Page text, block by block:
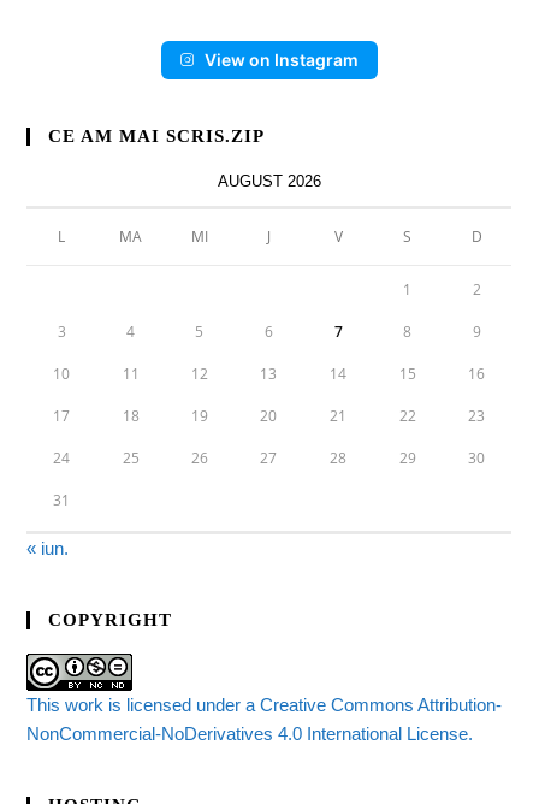
View on Instagram
CE AM MAI SCRIS.ZIP
AUGUST 2026
L MA MI J V S D
1 2
3 4 5 6 7 8 9
10 11 12 13 14 15 16
17 18 19 20 21 22 23
24 25 26 27 28 29 30
31
« iun.
COPYRIGHT
This work is licensed under a Creative Commons Attribution-
NonCommercial-NoDerivatives 4.0 International License.